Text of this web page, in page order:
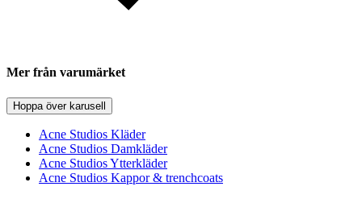
Mer från varumärket
Hoppa över karusell
Acne Studios Kläder
Acne Studios Damkläder
Acne Studios Ytterkläder
Acne Studios Kappor & trenchcoats